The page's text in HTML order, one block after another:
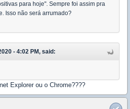
para hoje". Sempre foi assim pra
Isso não será arrumado?
- 4:02 PM, said:
Explorer ou o Chrome????